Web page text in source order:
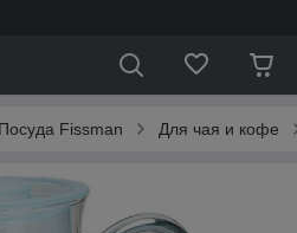
Посуда Fissman Для чая и кофе